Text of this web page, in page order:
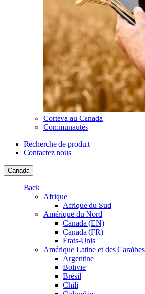
Corteva au Canada
Communautés
Recherche de produit
Contactez nous
Canada
Back
Afrique
Afrique du Sud
Amérique du Nord
Canada (EN)
Canada (FR)
États-Unis
Amérique Latine et des Caraïbes
Argentine
Bolivie
Brésil
Chili